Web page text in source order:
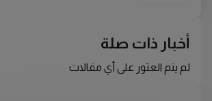
أخبار ذات صلة
لم يتم العثور على أي مقالات